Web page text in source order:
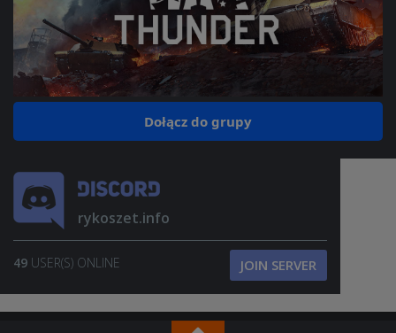
Dołącz do grupy
rykoszet.info
49 USER(S) ONLINE JOIN SERVER